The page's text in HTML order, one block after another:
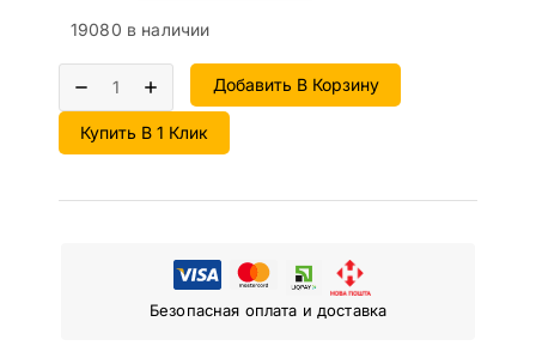
19080 в наличии
Добавить В Корзину
Купить В 1 Клик
Безопасная оплата и доставка